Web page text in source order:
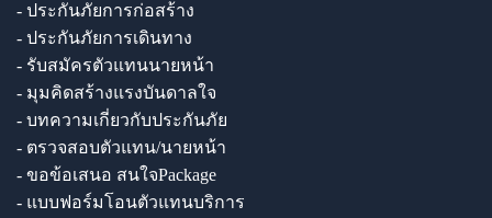
- ประกันภัยการก่อสร้าง
- ประกันภัยการเดินทาง
- รับสมัครตัวแทนนายหน้า
- มุมคิดสร้างแรงบันดาลใจ
- บทความเกี่ยวกับประกันภัย
- ตรวจสอบตัวแทน/นายหน้า
- ขอข้อเสนอ สนใจPackage
- แบบฟอร์มโอนตัวแทนบริการ